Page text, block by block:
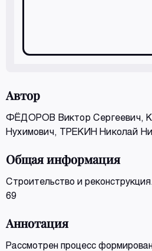
Автор
ФЁДОРОВ Виктор Сергеевич,
Нухимович, ТРЕКИН Николай
Общая информация
Строительство и
69
Аннотация
Рассмотрен процесс